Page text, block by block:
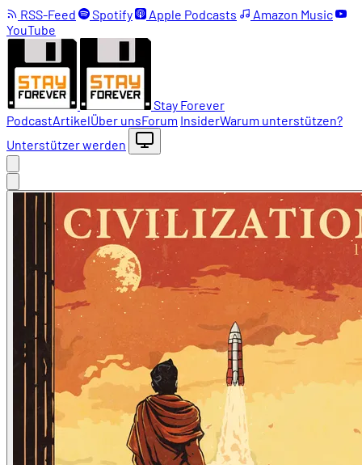
RSS-Feed Spotify Apple Podcasts
Amazon Music
YouTube
Stay Forever
PodcastArtikelÜber unsForum InsiderWarum unterstützen?
Unterstützer werden